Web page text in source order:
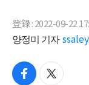
登録 : 2022-09-22
양정미 기자
f
t